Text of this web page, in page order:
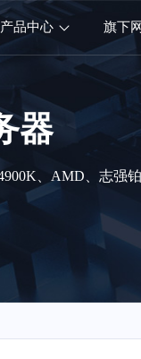
产品中心 旗下
器
、AMD、志强